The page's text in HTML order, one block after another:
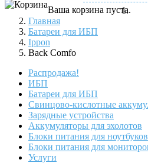
Ваша корзина пуста.
Главная
Батареи для ИБП
Ippon
Back Comfo
Распродажа!
ИБП
Батареи для ИБП
Свинцово-кислотные
Зарядные устройства
Аккумуляторы для эхолотов
Блоки питания для ноутбуков
Блоки питания для
Услуги